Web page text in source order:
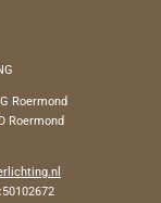
Roermond
Roermond